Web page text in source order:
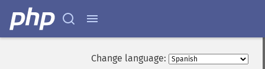
Change language: